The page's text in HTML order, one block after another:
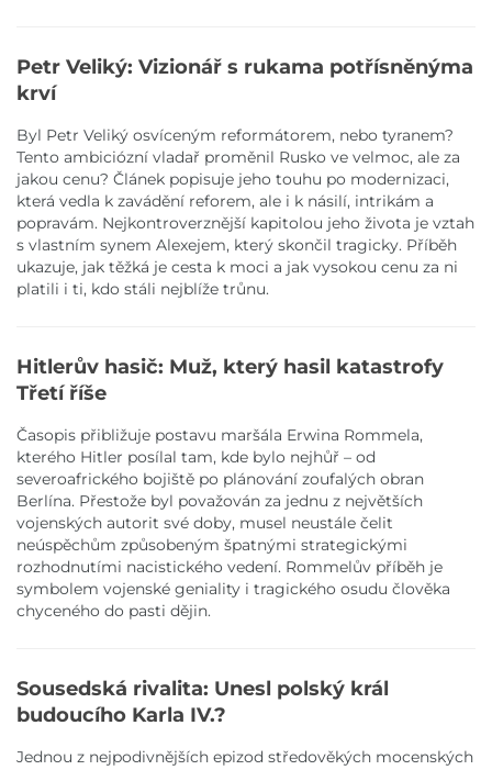
Petr Veliký: Vizionář s rukama potřísněnýma
krví
Byl Petr Veliký osvíceným reformátorem, nebo tyranem?
Tento ambiciózní vladař proměnil Rusko ve velmoc, ale za
jakou cenu? Článek popisuje jeho touhu po modernizaci,
která vedla k zavádění reforem, ale i k násilí, intrikám a
popravám. Nejkontroverznější kapitolou jeho života je vztah
s vlastním synem Alexejem, který skončil tragicky. Příběh
ukazuje, jak těžká je cesta k moci a jak vysokou cenu za ni
platili i ti, kdo stáli nejblíže trůnu.
Hitlerův hasič: Muž, který hasil katastrofy
Třetí říše
Časopis přibližuje postavu maršála Erwina Rommela,
kterého Hitler posílal tam, kde bylo nejhůř – od
severoafrického bojiště po plánování zoufalých obran
Berlína. Přestože byl považován za jednu z největších
vojenských autorit své doby, musel neustále čelit
neúspěchům způsobeným špatnými strategickými
rozhodnutími nacistického vedení. Rommelův příběh je
symbolem vojenské geniality i tragického osudu člověka
chyceného do pasti dějin.
Sousedská rivalita: Unesl polský král
budoucího Karla IV.?
Jednou z nejpodivnějších epizod středověkých mocenských